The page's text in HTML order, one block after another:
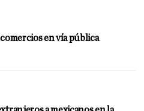
comercios en vía pública